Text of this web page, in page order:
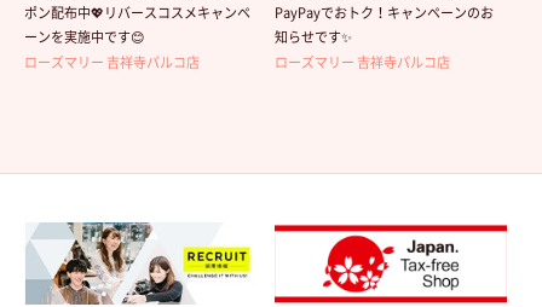
ポン配布中💖リバースコスメキャンペ
ーンを実施中です😊
ローズマリー 吉祥寺パルコ店
PayPayでおトク！キャンペーンのお
知らせです✨
ローズマリー 吉祥寺パルコ店